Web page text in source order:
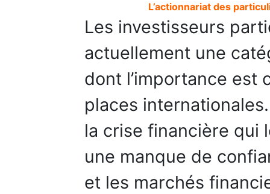
L’actionnariat des
Les investisseurs
actuellement une
dont l’importance est
places
la crise financière qui
une manque de
et les marchés